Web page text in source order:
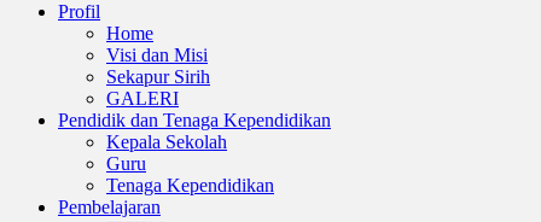
Profil
Home
Visi dan Misi
Sekapur Sirih
GALERI
Pendidik dan Tenaga Kependidikan
Kepala Sekolah
Guru
Tenaga Kependidikan
Pembelajaran